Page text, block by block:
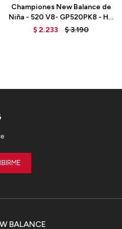
Championes New Balance de
Niña - 520 V8- GP520PK8 - HI-
PINK
$ 2.233 $3.190
BALANCE